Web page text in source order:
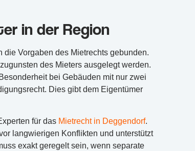
in der Region
Vorgaben des Mietrechts gebunden.
des Mieters ausgelegt werden.
bei Gebäuden mit nur zwei
Dies gibt dem Eigentümer
für dasMietrecht in Deggendorf.
langwierigen Konflikten und unterstützt
exakt geregelt sein, wenn separate